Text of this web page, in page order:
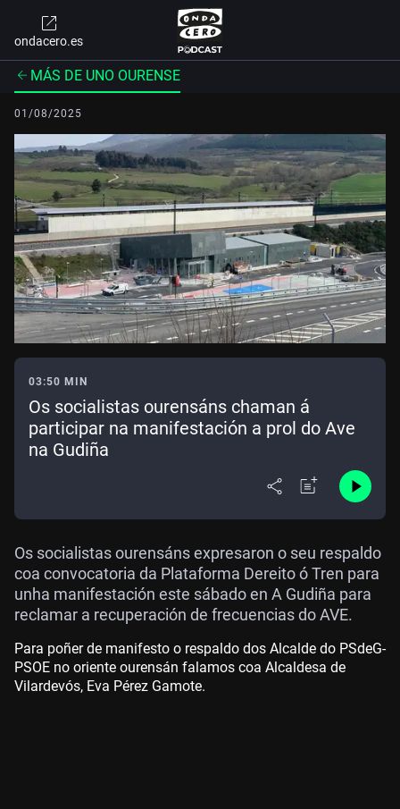
ondacero.es
MÁS DE UNO OURENSE
01/08/2025
03:50 MIN
Os socialistas ourensáns chaman á
participar na manifestación a prol do Ave
na Gudiña
Os socialistas ourensáns expresaron o seu respaldo
coa convocatoria da Plataforma Dereito ó Tren para
unha manifestación este sábado en A Gudiña para
reclamar a recuperación de frecuencias do AVE.
Para poñer de manifesto o respaldo dos Alcalde do PSdeG-
PSOE no oriente ourensán falamos coa Alcaldesa de
Vilardevós, Eva Pérez Gamote.